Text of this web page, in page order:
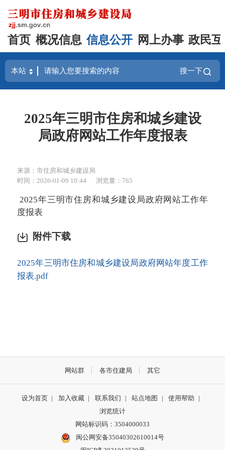
首页 概况信息 信息公开 网上办事 政民
搜一下
2025年三明市住房和城乡建设
局政府网站工作年度报表
来源：市住房和城乡建设局
时间：2026-01-09 10:44
浏览量：765
2025年三明市住房和城乡建设局政府网站工作年
度报表
附件下载
2025年三明市住房和城乡建设局政府网站年度工作
报表.pdf
网站群 各市住建局 其它
设为首页 | 加入收藏 | 联系我们 | 站点地图 | 使用帮助
|
浏览统计
网站标识码：3504000033
闽公网安备35040302610014号